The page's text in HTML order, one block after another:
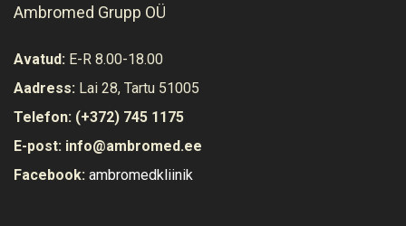
Ambromed Grupp OÜ
Avatud: E-R 8.00-18.00
Aadress: Lai 28, Tartu 51005
Telefon: (+372) 745 1175
E-post: info@ambromed.ee
Facebook: ambromedkliinik